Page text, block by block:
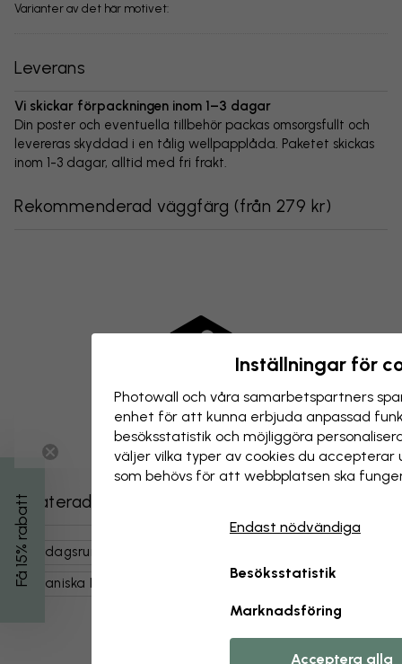
Varianter av det här motivet:
Leverans
Vi skickar förpackningen inom 1–3 dagar
Din poster och eventuella tillbehör packas omsorgsfullt och
levereras skyddad i en tålig wellpapplåda. Paketet skickas
inom 1-3 dagar, alltid med fri frakt.
Rekommenderad väggfärg (från 279 kr)
Relaterade kategorier
Vardagsrum
Botaniska Illustrationer
Få 15% rabatt
Inställningar för
Photowall och våra samarbets­partners
enhet för att kunna erbjuda anpassad
besöks­statistik och möjliggöra
väljer vilka typer av cookies du
som behövs för att webbplatsen ska
Endast nödvändiga
Besöksstatistik
Marknadsföring
Acceptera alla